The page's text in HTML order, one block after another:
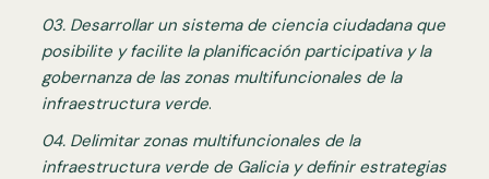
03. Desarrollar un sistema de ciencia ciudadana que
posibilite y facilite la planificación participativa y la
gobernanza de las zonas multifuncionales de la
infraestructura verde.
04. Delimitar zonas multifuncionales de la
infraestructura verde de Galicia y definir estrategias